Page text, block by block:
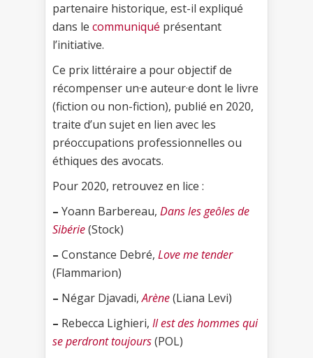
partenaire historique, est-il expliqué
dans le communiqué présentant
l’initiative.
Ce prix littéraire a pour objectif de
récompenser un·e auteur·e dont le livre
(fiction ou non-fiction), publié en 2020,
traite d’un sujet en lien avec les
préoccupations professionnelles ou
éthiques des avocats.
Pour 2020, retrouvez en lice :
– Yoann Barbereau, Dans les geôles de
Sibérie(Stock)
– Constance Debré, Love me tender
(Flammarion)
– Négar Djavadi,Arène(Liana Levi)
– Rebecca Lighieri, Il est des hommes qui
se perdront toujours(POL)